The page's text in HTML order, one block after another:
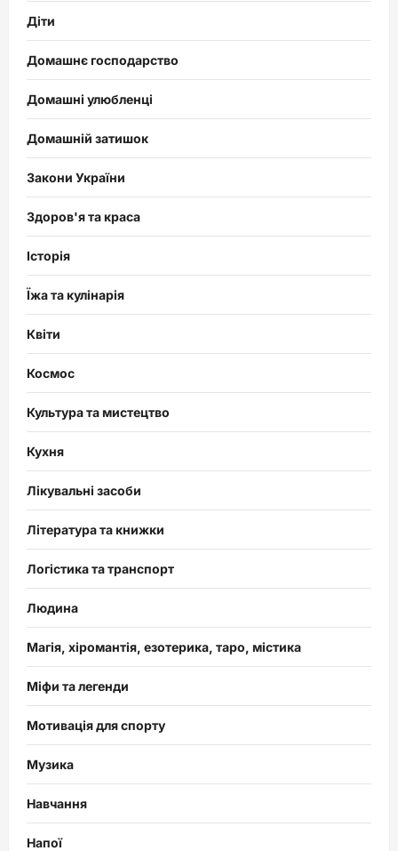
Діти
Домашнє господарство
Домашні улюбленці
Домашній затишок
Закони України
Здоров'я та краса
Історія
Їжа та кулінарія
Квіти
Космос
Культура та мистецтво
Кухня
Лікувальні засоби
Література та книжки
Логістика та транспорт
Людина
Магія, хіромантія, езотерика, таро, містика
Міфи та легенди
Мотивація для спорту
Музика
Навчання
Напої